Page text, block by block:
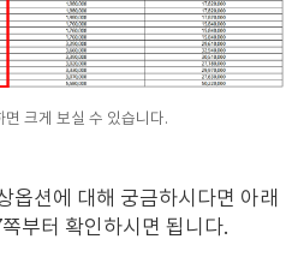
면 크게 보실 수 있습니다.
옵션에 대해 궁금하시다면 아래
부터 확인하시면 됩니다.